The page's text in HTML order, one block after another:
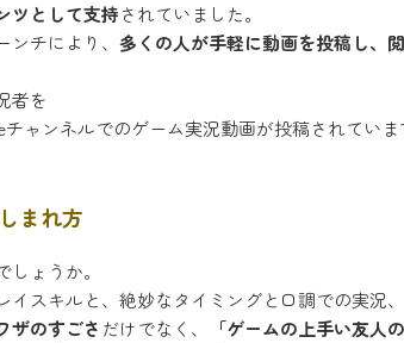
ツとして支持されていました。
ンチにより、多くの人が手軽に動画を投稿し、
者を
ャンネルでのゲーム実況動画が投稿されていま
まれ方
ょうか。
スキルと、絶妙なタイミングと口調での実況
ザのすごさ だけでなく、 「ゲームの上手い友人